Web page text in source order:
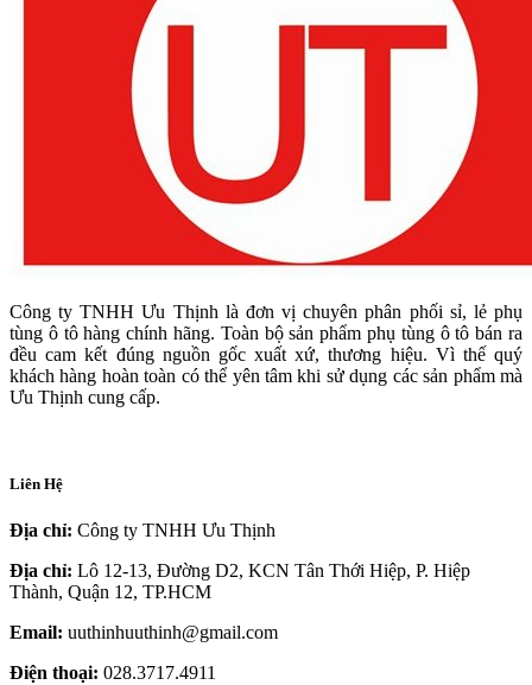
Công ty TNHH Ưu Thịnh là đơn vị chuyên phân phối sỉ, lẻ phụ
tùng ô tô hàng chính hãng. Toàn bộ sản phẩm phụ tùng ô tô bán ra
đều cam kết đúng nguồn gốc xuất xứ, thương hiệu. Vì thế quý
khách hàng hoàn toàn có thể yên tâm khi sử dụng các sản phẩm mà
Ưu Thịnh cung cấp.
Liên Hệ
Địa chỉ: Công ty TNHH Ưu Thịnh
Địa chỉ: Lô 12-13, Đường D2, KCN Tân Thới Hiệp, P. Hiệp
Thành, Quận 12, TP.HCM
Email: uuthinhuuthinh@gmail.com
Điện thoại: 028.3717.4911